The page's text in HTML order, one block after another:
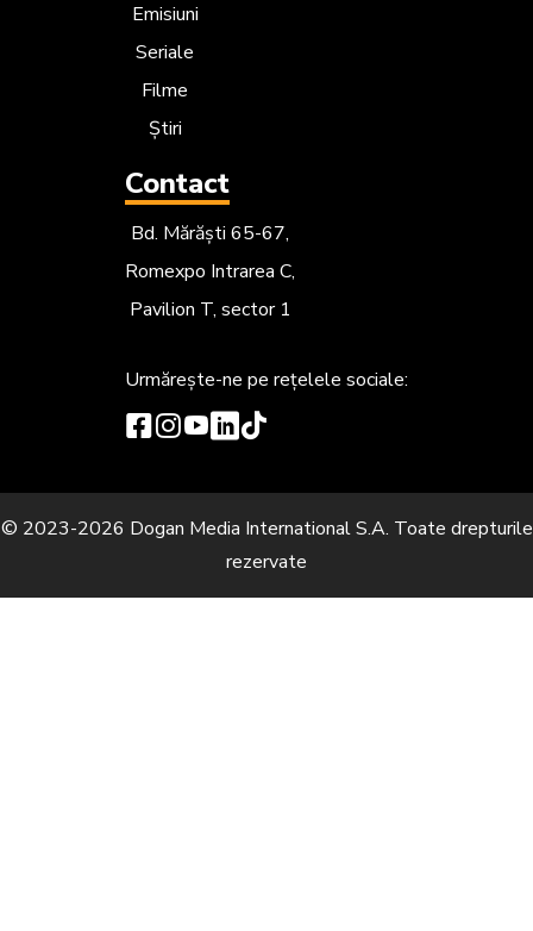
Emisiuni
Seriale
Filme
Știri
Contact
Bd. Mărăști 65-67,
Romexpo Intrarea C,
Pavilion T, sector 1
Urmărește-ne pe rețelele sociale:
© 2023-2026 Dogan Media International S.A. Toate drepturile
rezervate